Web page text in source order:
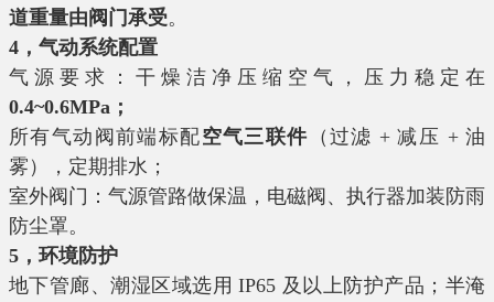
道重量由阀门承受。
4，气动系统配置
气源要求：干燥洁净压缩空气，压力稳定在
0.4~0.6MPa；
所有气动阀前端标配空气三联件 （过滤 + 减压 + 油
雾），定期排水；
室外阀门：气源管路做保温，电磁阀、执行器加装防雨
防尘罩。
5，环境防护
地下管廊、潮湿区域选用 IP65 及以上防护产品；半淹